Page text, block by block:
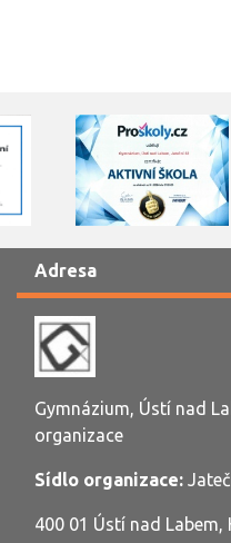
Adresa
Gymnázium, Ústí nad
organizace
Sídlo organizace:
400 01 Ústí nad Labem,